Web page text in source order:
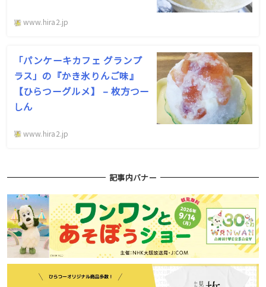
www.hira2.jp
「パンケーキカフェ グランプ
ラス」の『かき氷りんご味』
【ひらつーグルメ】 – 枚方つー
しん
www.hira2.jp
記事内バナー